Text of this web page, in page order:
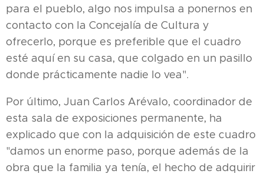
para el pueblo, algo nos impulsa a ponernos en
contacto con la Concejalía de Cultura y
ofrecerlo, porque es preferible que el cuadro
esté aquí en su casa, que colgado en un pasillo
donde prácticamente nadie lo vea".
Por último, Juan Carlos Arévalo, coordinador de
esta sala de exposiciones permanente, ha
explicado que con la adquisición de este cuadro
"damos un enorme paso, porque además de la
obra que la familia ya tenía, el hecho de adquirir